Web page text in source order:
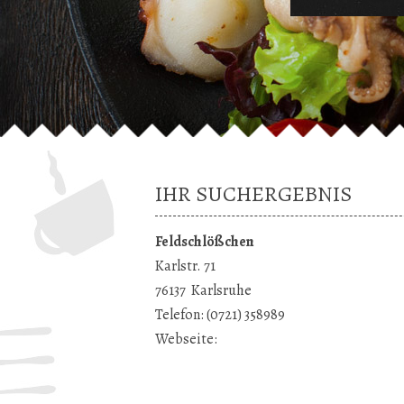
IHR SUCHERGEBNIS
Feldschlößchen
Karlstr. 71
76137 Karlsruhe
Telefon:(0721) 358989
Webseite: